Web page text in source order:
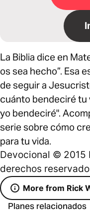
La Biblia dice en
os sea hecho”. Esa
de seguir a
cuánto bendeciré tu
yo bendeciré".
serie sobre cómo
para tu vida.
Devocional © 2015
derechos
More from Rick
Planes relacionados